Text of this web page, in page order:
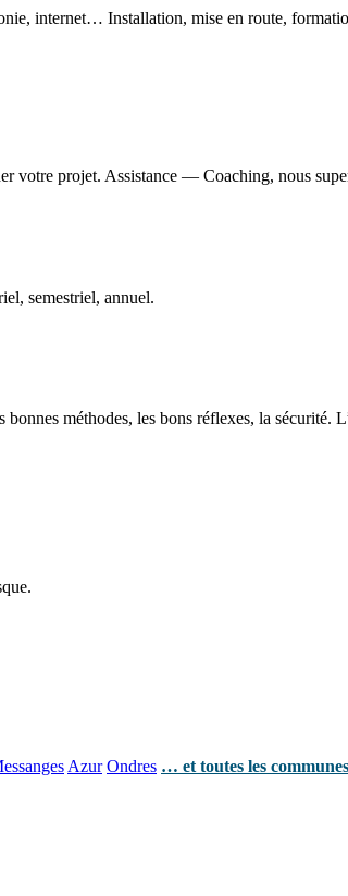
internet… Installation, mise en route,
votre projet. Assistance — Coaching, nous
semestriel, annuel.
méthodes, les bons réflexes, la sécurité.
Azur Ondres … et toutes les communes